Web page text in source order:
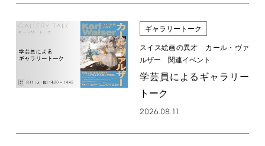
ギャラリートーク
スイス絵画の異才 カール・ヴァ
ルザー 関連イベント
学芸員によるギャラリー
トーク
2026.08.11